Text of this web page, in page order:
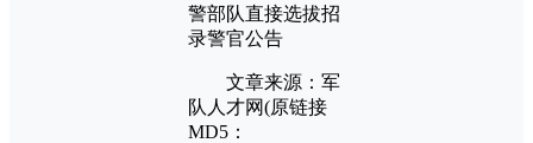
警部队直接选拔招
录警官公告
文章来源：军
队人才网(原链接
MD5：